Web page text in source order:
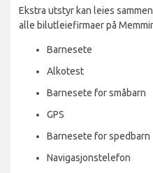
Ekstra utstyr kan leies
alle bilutleiefirmaer på
Barnesete
Alkotest
Barnesete for småbarn
GPS
Barnesete for spedbarn
Navigasjonstelefon